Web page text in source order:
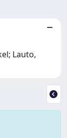
Lauto,